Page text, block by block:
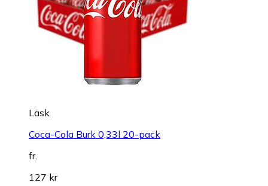
Läsk
Coca-Cola Burk 0,33l 20-pack
fr.
127 kr